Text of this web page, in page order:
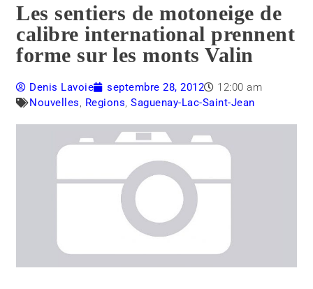
Les sentiers de motoneige de
calibre international prennent
forme sur les monts Valin
Denis Lavoie septembre 28, 2012
12:00 am
Nouvelles, Regions,Saguenay-Lac-Saint-Jean